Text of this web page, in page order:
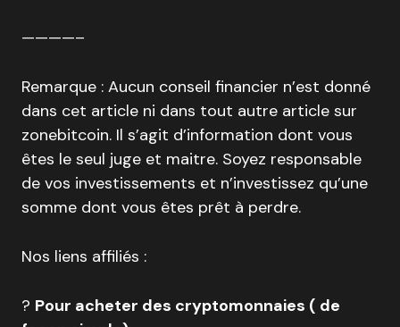
————–
Remarque : Aucun conseil financier n’est donné
dans cet article ni dans tout autre article sur
zonebitcoin. Il s’agit d’information dont vous
êtes le seul juge et maitre. Soyez responsable
de vos investissements et n’investissez qu’une
somme dont vous êtes prêt à perdre.
Nos liens affiliés :
? Pour acheter des cryptomonnaies ( de